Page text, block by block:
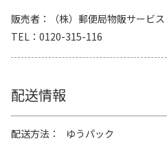
販売者
（株）郵便局物販サービ
TEL
0120-315-116
配送情報
配送方法
ゆうパック